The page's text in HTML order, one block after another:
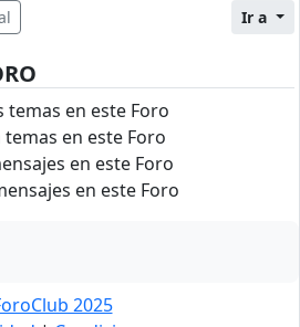
Ir a
temas en este Foro
en este Foro
en este Foro
en este Foro
2025